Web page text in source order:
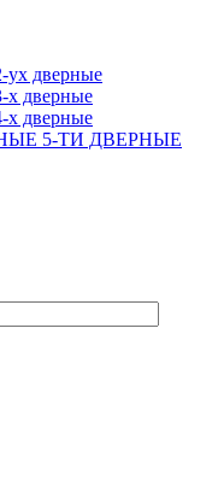
дверные
дверные
дверные
5-ТИ ДВЕРНЫЕ